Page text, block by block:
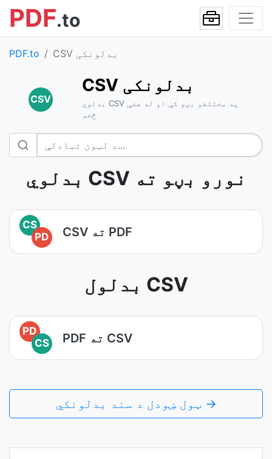
PDF.to
PDF.to CSV بدلونکی
CSV
CSV بدلونکی
بدلوي CSV په مختلفو بڼو کې او له هغې
څخه
بدلوي CSV نورو بڼو ته
CS
PD
CSV ته PDF
بدلول CSV
PD
CS
PDF ته CSV
ټول ښودل د سند بدلونکي →